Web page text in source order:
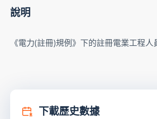
說明
《電力(註冊)規例》下的註冊電業工程人
下載歷史數據